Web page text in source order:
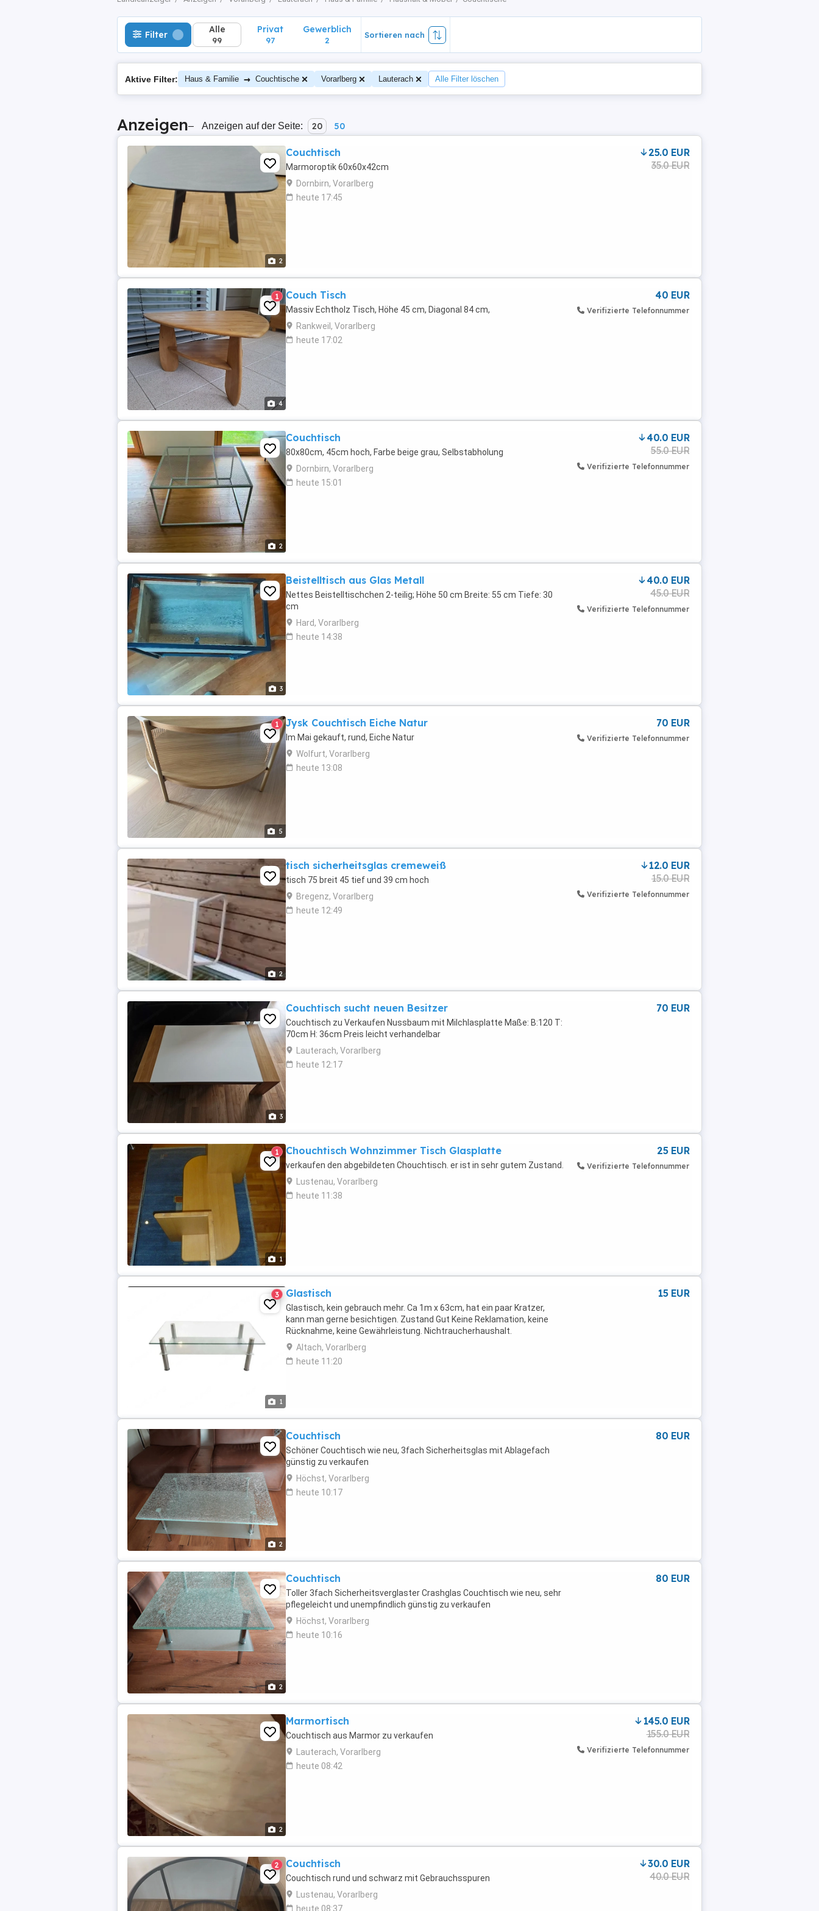
Filter Alle
99
Privat
97
Gewerblich
2
Sortieren nach
Aktive Filter: Haus & Familie → Couchtische Vorarlberg Lauterach Alle Filter löschen
Anzeigen– Anzeigen auf der Seite: 20 50
2
Couchtisch
Marmoroptik 60x60x42cm
Dornbirn, Vorarlberg
heute 17:45
25.0 EUR
35.0 EUR
4
1 Couch Tisch
Massiv Echtholz Tisch, Höhe 45 cm, Diagonal 84 cm,
Rankweil, Vorarlberg
heute 17:02
40 EUR
Verifizierte Telefonnummer
2
Couchtisch
80x80cm, 45cm hoch, Farbe beige grau, Selbstabholung
Dornbirn, Vorarlberg
heute 15:01
40.0 EUR
55.0 EUR
Verifizierte Telefonnummer
3
Beistelltisch aus Glas Metall
Nettes Beistelltischchen 2-teilig; Höhe 50 cm Breite: 55 cm Tiefe: 30
cm
Hard, Vorarlberg
heute 14:38
40.0 EUR
45.0 EUR
Verifizierte Telefonnummer
5
1 Jysk Couchtisch Eiche Natur
Im Mai gekauft, rund, Eiche Natur
Wolfurt, Vorarlberg
heute 13:08
70 EUR
Verifizierte Telefonnummer
2
tisch sicherheitsglas cremeweiß
tisch 75 breit 45 tief und 39 cm hoch
Bregenz, Vorarlberg
heute 12:49
12.0 EUR
15.0 EUR
Verifizierte Telefonnummer
3
Couchtisch sucht neuen Besitzer
Couchtisch zu Verkaufen Nussbaum mit Milchlasplatte Maße: B:120 T:
70cm H: 36cm Preis leicht verhandelbar
Lauterach, Vorarlberg
heute 12:17
70 EUR
1
1 Chouchtisch Wohnzimmer Tisch Glasplatte
verkaufen den abgebildeten Chouchtisch. er ist in sehr gutem Zustand.
Lustenau, Vorarlberg
heute 11:38
25 EUR
Verifizierte Telefonnummer
1
3 Glastisch
Glastisch, kein gebrauch mehr. Ca 1m x 63cm, hat ein paar Kratzer,
kann man gerne besichtigen. Zustand Gut Keine Reklamation, keine
Rücknahme, keine Gewährleistung. Nichtraucherhaushalt.
Altach, Vorarlberg
heute 11:20
15 EUR
2
Couchtisch
Schöner Couchtisch wie neu, 3fach Sicherheitsglas mit Ablagefach
günstig zu verkaufen
Höchst, Vorarlberg
heute 10:17
80 EUR
2
Couchtisch
Toller 3fach Sicherheitsverglaster Crashglas Couchtisch wie neu, sehr
pflegeleicht und unempfindlich günstig zu verkaufen
Höchst, Vorarlberg
heute 10:16
80 EUR
2
Marmortisch
Couchtisch aus Marmor zu verkaufen
Lauterach, Vorarlberg
heute 08:42
145.0 EUR
155.0 EUR
Verifizierte Telefonnummer
2 Couchtisch
Couchtisch rund und schwarz mit Gebrauchsspuren
Lustenau, Vorarlberg
heute 08:37
30.0 EUR
40.0 EUR